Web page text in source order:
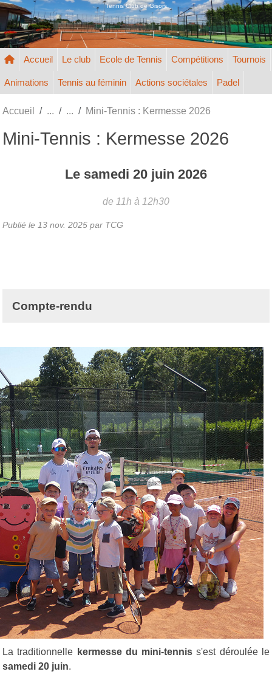
Tennis Club de Gisors
Accueil Le club Ecole de Tennis Compétitions Tournois
Animations Tennis au féminin Actions sociétales Padel
Accueil Mini-Tennis : Kermesse 2026
Mini-Tennis : Kermesse 2026
Le samedi 20 juin 2026
de 11h à 12h30
Publié le 13 nov. 2025 par TCG
Compte-rendu
La traditionnelle kermesse du mini-tennis s'est déroulée le
samedi 20 juin.
Panneau de gestion des cookies